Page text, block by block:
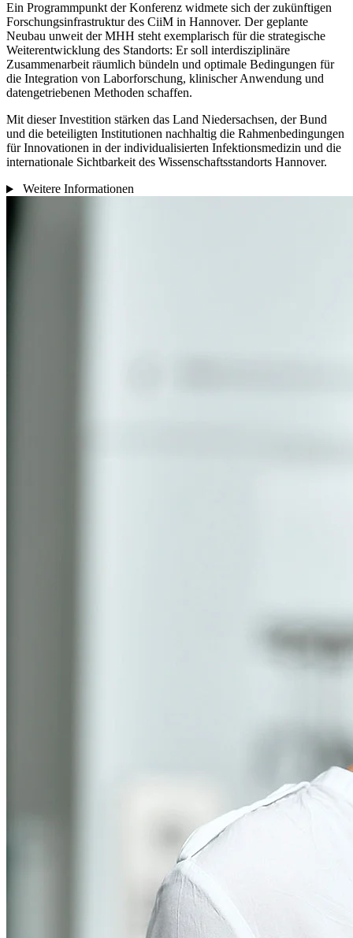
Ein Programmpunkt der Konferenz widmete sich der zukünftigen
Forschungsinfrastruktur des CiiM in Hannover. Der geplante
Neubau unweit der MHH steht exemplarisch für die strategische
Weiterentwicklung des Standorts: Er soll interdisziplinäre
Zusammenarbeit räumlich bündeln und optimale Bedingungen für
die Integration von Laborforschung, klinischer Anwendung und
datengetriebenen Methoden schaffen.
Mit dieser Investition stärken das Land Niedersachsen, der Bund
und die beteiligten Institutionen nachhaltig die Rahmenbedingungen
für Innovationen in der individualisierten Infektionsmedizin und die
internationale Sichtbarkeit des Wissenschaftsstandorts Hannover.
Weitere Informationen